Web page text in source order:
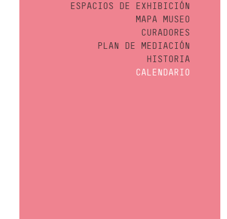
ESPACIOS DE EXHIBICIÓN
MAPA MUSEO
CURADORES
PLAN DE MEDIACIÓN
HISTORIA
CALENDARIO